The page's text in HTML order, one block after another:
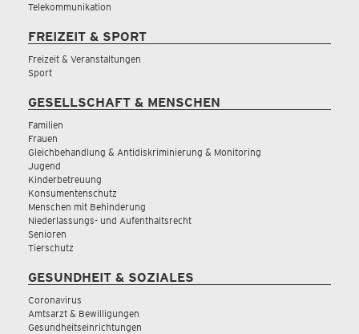
Telekommunikation
FREIZEIT & SPORT
Freizeit & Veranstaltungen
Sport
GESELLSCHAFT & MENSCHEN
Familien
Frauen
Gleichbehandlung & Antidiskriminierung & Monitoring
Jugend
Kinderbetreuung
Konsumentenschutz
Menschen mit Behinderung
Niederlassungs- und Aufenthaltsrecht
Senioren
Tierschutz
GESUNDHEIT & SOZIALES
Coronavirus
Amtsarzt & Bewilligungen
Gesundheitseinrichtungen